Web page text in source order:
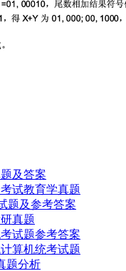
及答案
试教育学真题
题及参考答案
真题
试题参考答案
算机统考试题
题分析